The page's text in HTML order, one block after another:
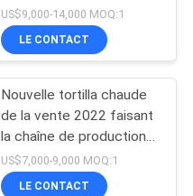
de tortillas automatique
BP-650
US$9,000-14,000 MOQ:1
LE CONTACT
Nouvelle tortilla chaude
de la vente 2022 faisant
la chaîne de production
de tortilla de la machine
BP-550
US$7,000-9,000 MOQ:1
LE CONTACT